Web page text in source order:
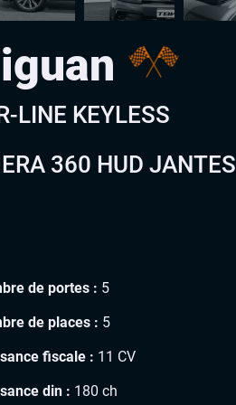
LINE KEYLESS
360 HUD JANTES
de portes : 5
de places : 5
fiscale : 11 CV
din : 180 ch